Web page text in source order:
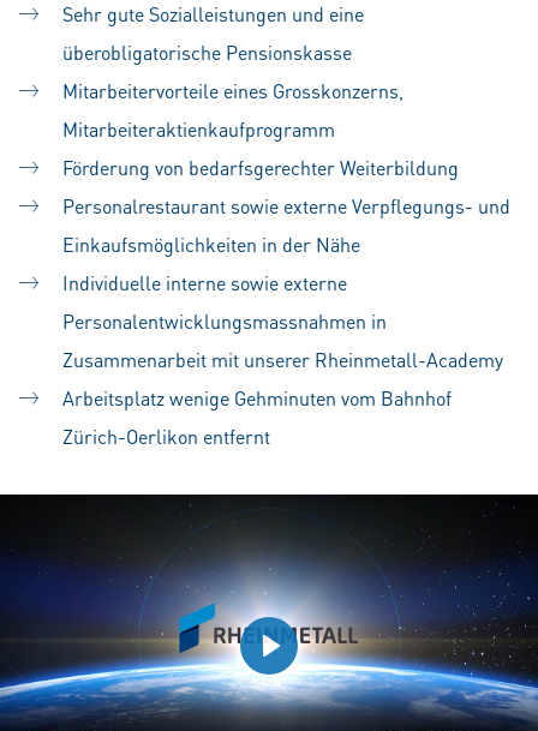
Sehr gute Sozialleistungen und eine
überobligatorische Pensionskasse
Mitarbeitervorteile eines Grosskonzerns,
Mitarbeiteraktienkaufprogramm
Förderung von bedarfsgerechter Weiterbildung
Personalrestaurant sowie externe Verpflegungs- und
Einkaufsmöglichkeiten in der Nähe
Individuelle interne sowie externe
Personalentwicklungsmassnahmen in
Zusammenarbeit mit unserer Rheinmetall-Academy
Arbeitsplatz wenige Gehminuten vom Bahnhof
Zürich-Oerlikon entfernt
Play